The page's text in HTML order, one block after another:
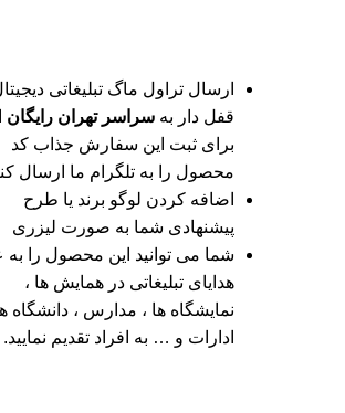
ارسال تراول ماگ تبلیغاتی
قفل دار به سراسر تهران رایگان
برای ثبت این سفارش جذاب کد
محصول را به تلگرام ما ارسال
اضافه کردن لوگو برند یا طرح
پیشنهادی شما به صورت لیزری
شما می توانید این محصول را به
هدایای تبلیغاتی در همایش ها ،
نمایشگاه ها ، مدارس ، دانشگاه
ادارات و … به افراد تقدیم نمایید.